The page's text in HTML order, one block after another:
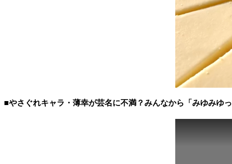
■やさぐれキャラ・薄幸が芸名に不満？みんなから「みゆみゆっ